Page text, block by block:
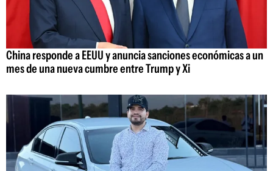
China responde a EEUU y anuncia sanciones económicas a un
mes de una nueva cumbre entre Trump y Xi